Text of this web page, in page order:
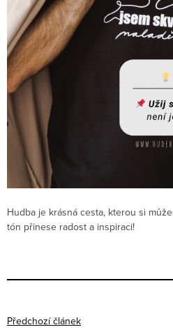
Hudba je krásná cesta, kterou si
tón přinese radost a inspiraci!
Předchozí článek